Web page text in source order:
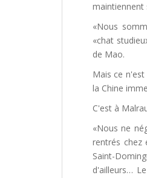
maintiennent
«Nous
«chat
de Mao.
Mais ce
la Chine
C'est à
«Nous ne
rentrés chez
Saint-
d'ailleurs…